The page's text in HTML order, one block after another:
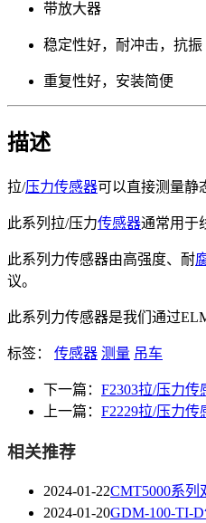
带放大器
稳定性好，耐冲击，抗振
重复性好，安装简便
描述
拉/压力传感器可以直接测量静
此系列拉/压力传感器通常用于
此系列力传感器由高强度、耐
议。
此系列力传感器是我们通过
标签： 传感器 测量 吊车
下一篇： F2303拉/压力传
上一篇： F2229拉/压力传
相关推荐
2024-01-22CMT5000系
2024-01-20GDM-100-TI-